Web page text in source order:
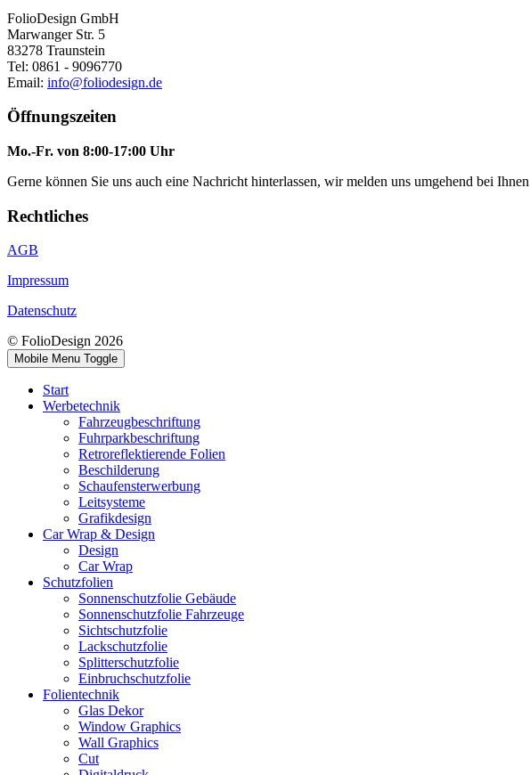
FolioDesign GmbH
Marwanger Str. 5
83278 Traunstein
Tel: 0861 - 9096770
Email: info@foliodesign.de
Öffnungszeiten
Mo.-Fr. von 8:00-17:00 Uhr
Gerne können Sie uns auch eine Nachricht hinterlassen, wir melden uns umgehend bei
Rechtliches
AGB
Impressum
Datenschutz
© FolioDesign 2026
Mobile Menu Toggle
Start
Werbetechnik
Fahrzeugbeschriftung
Fuhrparkbeschriftung
Retroreflektierende Folien
Beschilderung
Schaufensterwerbung
Leitsysteme
Grafikdesign
Car Wrap & Design
Design
Car Wrap
Schutzfolien
Sonnenschutzfolie Gebäude
Sonnenschutzfolie Fahrzeuge
Sichtschutzfolie
Lackschutzfolie
Splitterschutzfolie
Einbruchschutzfolie
Folientechnik
Glas Dekor
Window Graphics
Wall Graphics
Cut